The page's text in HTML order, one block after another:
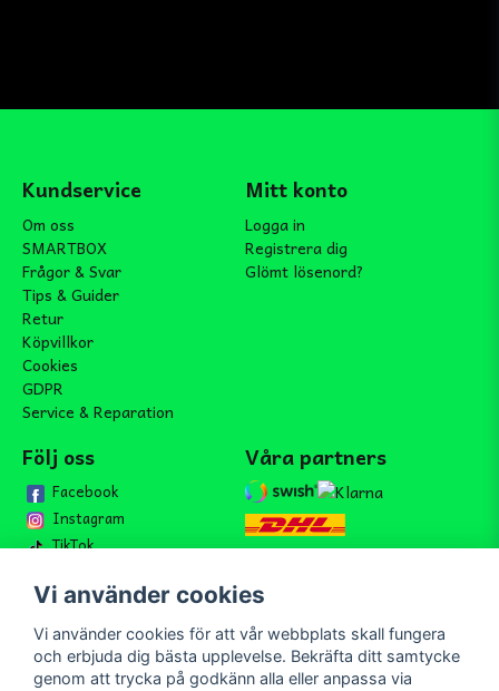
Kundservice
Om oss
SMARTBOX
Frågor & Svar
Tips & Guider
Retur
Köpvillkor
Cookies
GDPR
Service & Reparation
Mitt konto
Logga in
Registrera dig
Glömt lösenord?
Följ oss
Facebook
Instagram
TikTok
Våra partners
Bli medlem i vårt nyhetsbrev
email
Mejladress
Vi använder cookies
Vi använder cookies för att vår webbplats skall fungera
och erbjuda dig bästa upplevelse. Bekräfta ditt samtycke
genom att trycka på godkänn alla eller anpassa via